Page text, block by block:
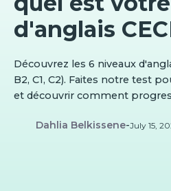
d'anglais
Découvrez les 6 niveaux
B2, C1, C2). Faites notre test
et découvrir comment
Dahlia Belkissene-July 15,